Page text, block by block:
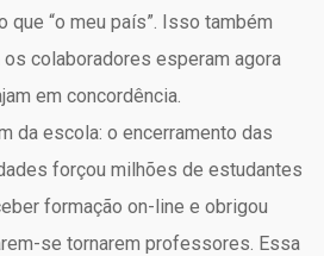
que “o meu país”. Isso também
colaboradores esperam agora
em concordência.
da escola: o encerramento das
forçou milhões de estudantes
formação on-line e obrigou
se tornarem professores. Essa